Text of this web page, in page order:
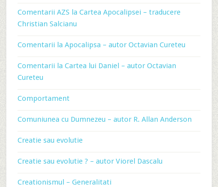
Comentarii AZS la Cartea Apocalipsei – traducere
Christian Salcianu
Comentarii la Apocalipsa – autor Octavian Cureteu
Comentarii la Cartea lui Daniel – autor Octavian
Cureteu
Comportament
Comuniunea cu Dumnezeu – autor R. Allan Anderson
Creatie sau evolutie
Creatie sau evolutie ? – autor Viorel Dascalu
Creationismul – Generalitati